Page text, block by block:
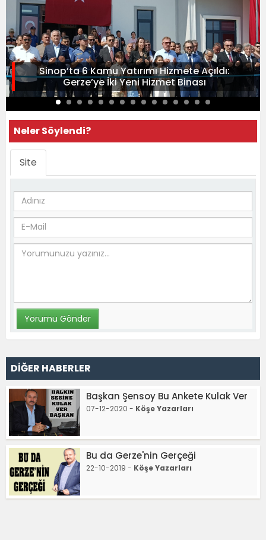
Sinop’ta 6 Kamu Yatırımı Hizmete Açıldı:
Gerze’ye İki Yeni Hizmet Binası
Neler Söylendi?
Site
DİĞER HABERLER
Başkan Şensoy Bu Ankete Kulak Ver
07-12-2020 - Köşe Yazarları
Bu da Gerze'nin Gerçeği
22-10-2019 - Köşe Yazarları